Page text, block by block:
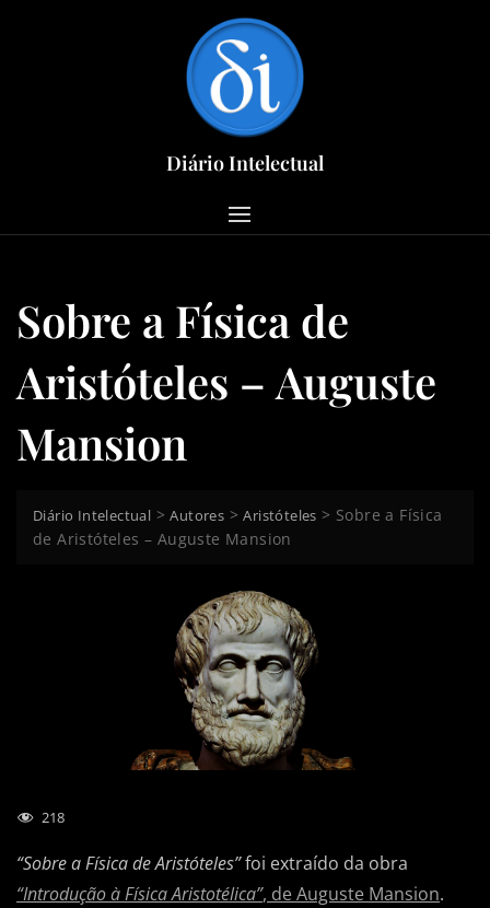
Diário Intelectual
Sobre a Física de
Aristóteles – Auguste
Mansion
Diário Intelectual >Autores >Aristóteles > Sobre a Física
de Aristóteles – Auguste Mansion
218
“Sobre a Física de Aristóteles”foi extraído da obra
“Introdução à Física Aristotélica”, de Auguste Mansion.